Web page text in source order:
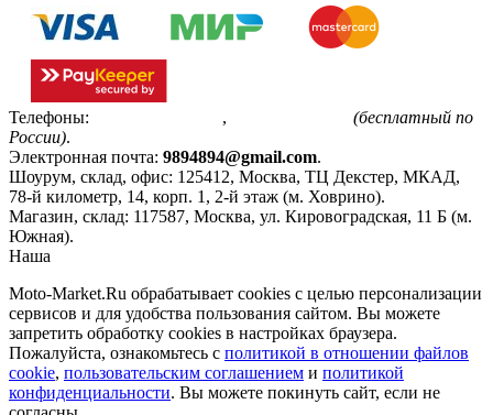
Телефоны: ,
(бесплатный по
России).
Электронная почта: 9894894@gmail.com.
Шоурум, склад, офис: 125412, Москва, ТЦ Декстер, МКАД,
78-й километр, 14, корп. 1, 2-й этаж (м. Ховрино).
Магазин, склад: 117587, Москва, ул. Кировоградская, 11 Б (м.
Южная).
Наша
Moto-Market.Ru обрабатывает сookies с целью персонализации
сервисов и для удобства пользования сайтом. Вы можете
запретить обработку сookies в настройках браузера.
Пожалуйста, ознакомьтесь с политикой в отношении файлов
cookie, пользовательским соглашением и политикой
конфиденциальности. Вы можете покинуть сайт, если не